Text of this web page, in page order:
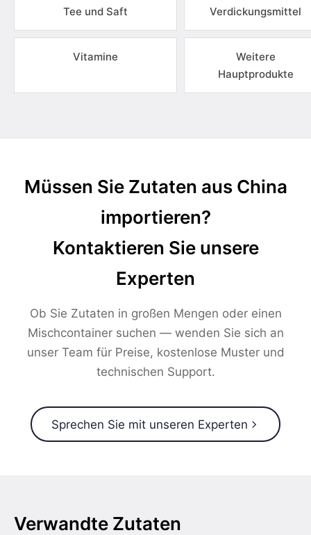
Tee und Saft Verdickungsmittel
Vitamine
Weitere
Hauptprodukte
Müssen Sie Zutaten aus China
importieren?
Kontaktieren Sie unsere
Experten
Ob Sie Zutaten in großen Mengen oder einen
Mischcontainer suchen — wenden Sie sich an
unser Team für Preise, kostenlose Muster und
technischen Support.
Sprechen Sie mit unseren Experten
Verwandte Zutaten